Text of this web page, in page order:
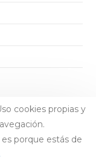
cookies propias y
porque estás de